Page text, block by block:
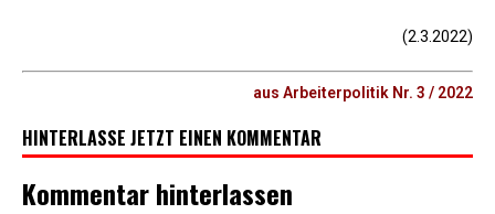
(2.3.2022)
aus Arbeiterpolitik Nr. 3 / 2022
HINTERLASSE JETZT EINEN KOMMENTAR
Kommentar hinterlassen